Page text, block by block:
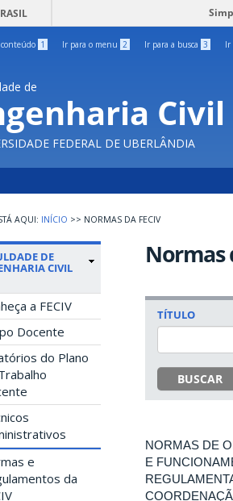
1 Ir para o menu 2 Ir para a busca 3 Ir
de
Civil
FEDERAL DE UBERLÂNDIA
INÍCIO >> NORMAS DA FECIV
DE
CIVIL
a FECIV
Docente
do Plano
e
da
Normas
TÍTULO
BUSCAR
NORMAS DE
E